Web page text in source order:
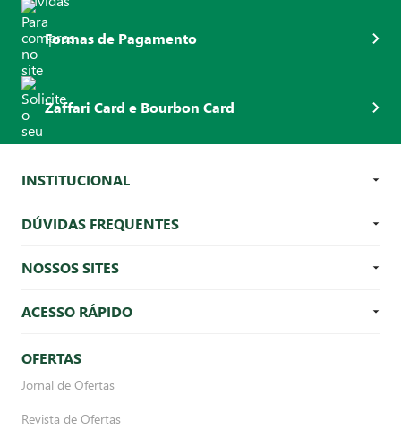
Formas de Pagamento
Zaffari Card e Bourbon Card
INSTITUCIONAL
DÚVIDAS FREQUENTES
NOSSOS SITES
ACESSO RÁPIDO
OFERTAS
Jornal de Ofertas
Revista de Ofertas